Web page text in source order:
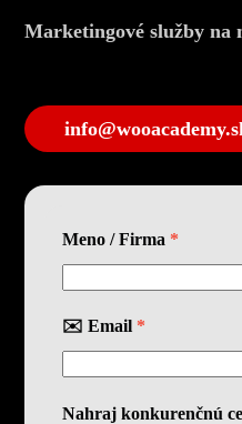
Marketingové služby
Meno / Firma *
✉️ Email *
Nahraj konkurenčnú